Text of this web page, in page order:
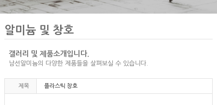
알미늄 및 창호
갤러리 및 제품소개입니다.
남선알미늄의 다양한 제품들을 살펴보실 수 있습니다.
제목 플라스틱 창호